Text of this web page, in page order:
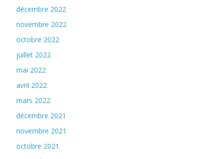
décembre 2022
novembre 2022
octobre 2022
juillet 2022
mai 2022
avril 2022
mars 2022
décembre 2021
novembre 2021
octobre 2021